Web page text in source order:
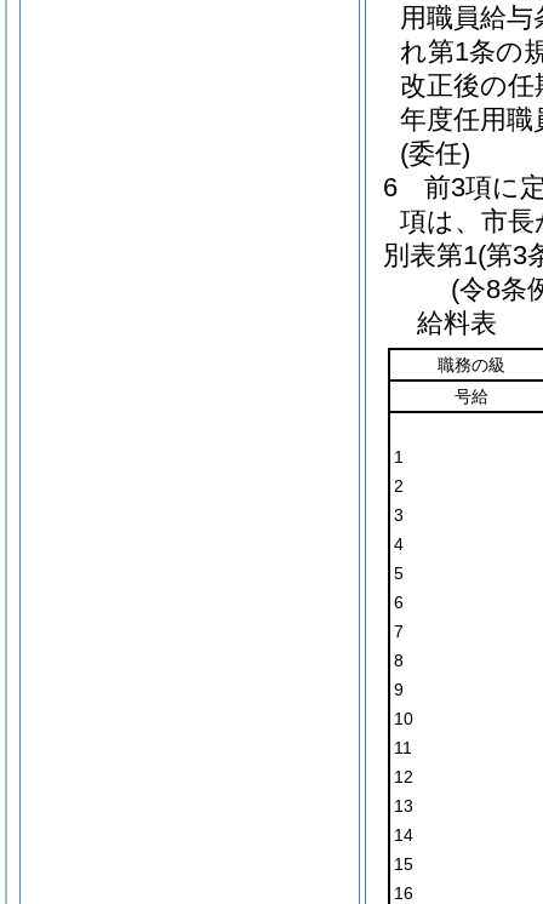
用職員給
れ第1条の
改正後の
年度任用
(委任)
6
前3項に
項は、市
別表第1(第3
(令8条
給料表
職務の級
号給
1
2
3
4
5
6
7
8
9
10
11
12
13
14
15
16